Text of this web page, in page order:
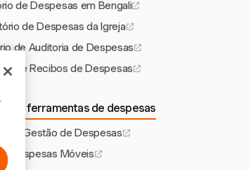
de Despesas em Bengali
de Despesas da Igreja
de Auditoria de Despesas
de Recibos de Despesas
ferramentas de despesas
de Gestão de Despesas
Despesas Móveis